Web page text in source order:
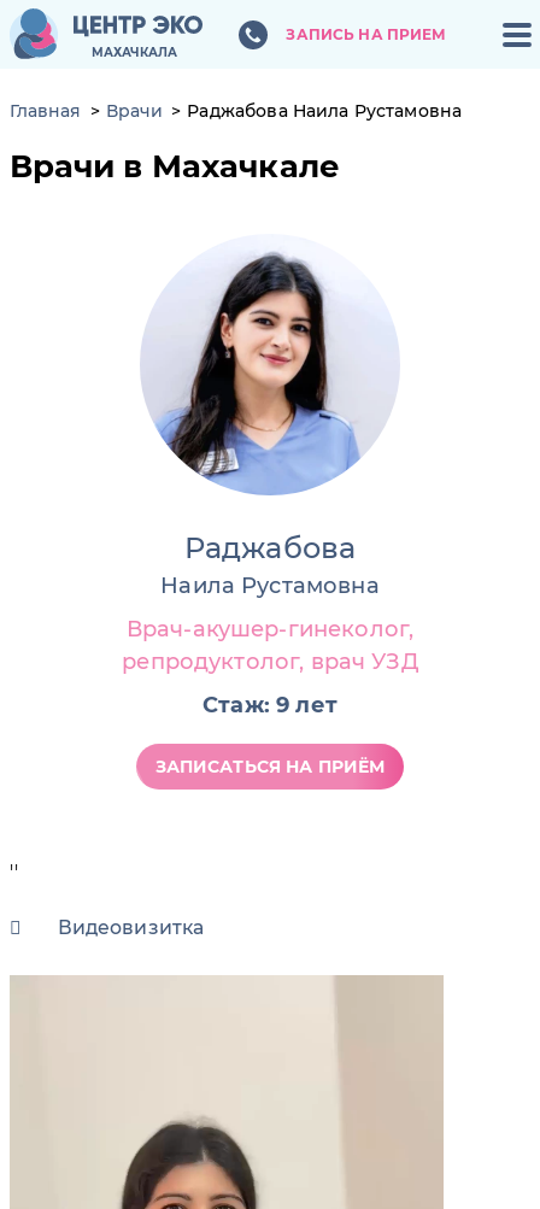
МАХАЧКАЛА
ЗАПИСЬ НА
МАХАЧКАЛА
ЗАПИСЬ НА ПРИЕМ
Главная Врачи Раджабова Наила Рустамовна
Врачи в Махачкале
Раджабова
Наила Рустамовна
Врач-акушер-гинеколог,
репродуктолог, врач УЗД
Стаж: 9 лет
ЗАПИСАТЬСЯ НА ПРИЁМ
''
Видеовизитка